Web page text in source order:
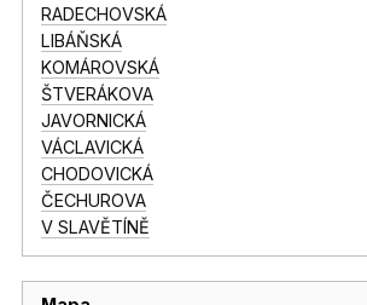
RADECHOVSKÁ
LIBÁŇSKÁ
KOMÁROVSKÁ
ŠTVERÁKOVA
JAVORNICKÁ
VÁCLAVICKÁ
CHODOVICKÁ
ČECHUROVA
V SLAVĚTÍNĚ